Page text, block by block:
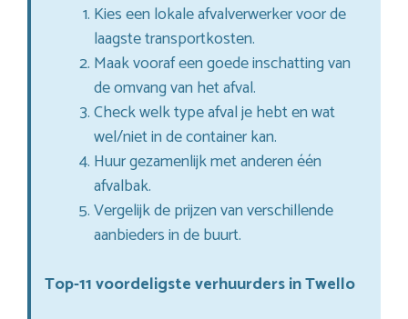
Kies een lokale afvalverwerker voor de
laagste transportkosten.
Maak vooraf een goede inschatting van
de omvang van het afval.
Check welk type afval je hebt en wat
wel/niet in de container kan.
Huur gezamenlijk met anderen één
afvalbak.
Vergelijk de prijzen van verschillende
aanbieders in de buurt.
Top-11 voordeligste verhuurders in Twello